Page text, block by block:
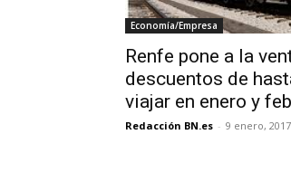
Economía/Empresa
Renfe pone a la
descuentos de
viajar en enero y
Redacción BN.es - 9 enero, 2017